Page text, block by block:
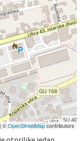
©OpenStreetMapcontributors